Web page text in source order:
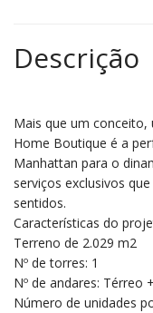
Descrição
Mais que um conceito,
Home Boutique é a
Manhattan para o
serviços exclusivos
sentidos.
Características do
Terreno de 2.029 m2
Nº de torres: 1
Nº de andares: Térreo
Número de unidades